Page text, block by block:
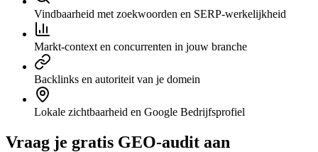
Vindbaarheid met zoekwoorden en SERP-werkelijkheid
Markt-context en concurrenten in jouw branche
Backlinks en autoriteit van je domein
Lokale zichtbaarheid en Google Bedrijfsprofiel
Vraag je gratis GEO-audit aan